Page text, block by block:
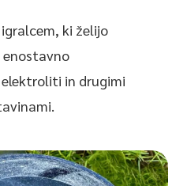
ki želijo
enostavno
in drugimi